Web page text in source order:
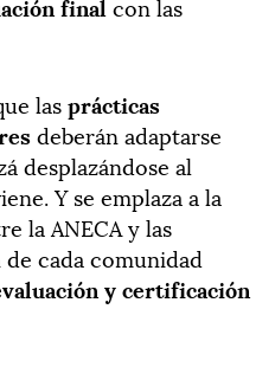
lasprácticas
deberán adaptarse
desplazándose al
Y se emplaza a la
la ANECA y las
cada comunidad
y certificación